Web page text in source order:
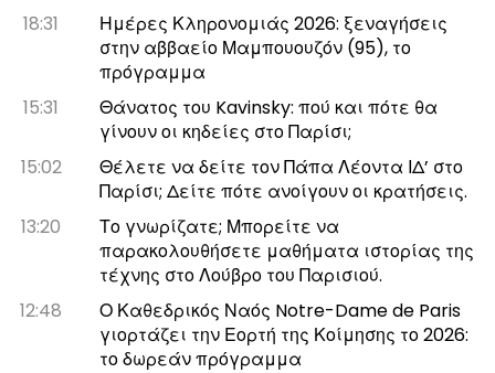
18:31
Ημέρες Κληρονομιάς 2026: ξεναγήσεις
στην αββαείο Μαμπουουζόν (95), το
πρόγραμμα
15:31
Θάνατος του Kavinsky: πού και πότε θα
γίνουν οι κηδείες στο Παρίσι;
15:02
Θέλετε να δείτε τον Πάπα Λέοντα ΙΔ’ στο
Παρίσι; Δείτε πότε ανοίγουν οι κρατήσεις.
13:20
Το γνωρίζατε; Μπορείτε να
παρακολουθήσετε μαθήματα ιστορίας της
τέχνης στο Λούβρο του Παρισιού.
12:48
Ο Καθεδρικός Ναός Notre-Dame de Paris
γιορτάζει την Εορτή της Κοίμησης το 2026:
το δωρεάν πρόγραμμα